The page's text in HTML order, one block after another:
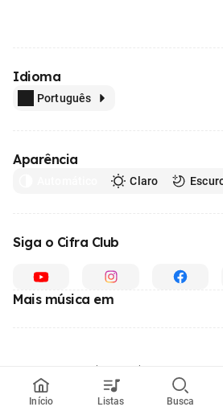
Início Listas Busca
Idioma
Português
Aparência
Claro
Siga o Cifra Club
Mais música em
© 1996 - 2026, o maior site de ensino de